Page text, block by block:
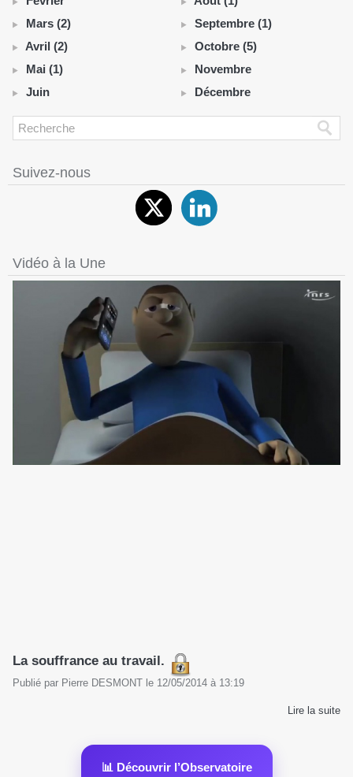
Mars (2)
Avril (2)
Mai (1)
Juin
Septembre (1)
Octobre (5)
Novembre
Décembre
Suivez-nous
Vidéo à la Une
La souffrance au travail.
Publié par Pierre DESMONT le 12/05/2014 à 13:19
Lire la suite
📊 Découvrir l’Observatoire